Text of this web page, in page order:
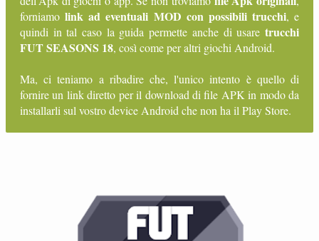
forniamolink ad eventuali MOD con possibili trucchi, e
quindi in tal caso la guida permette anche di usare trucchi
FUT SEASONS 18, così come per altri giochi Android.
Ma, ci teniamo a ribadire che, l'unico intento è quello di
fornire un link diretto per il download di file APK in modo da
installarli sul vostro device Android che non ha il Play Store.